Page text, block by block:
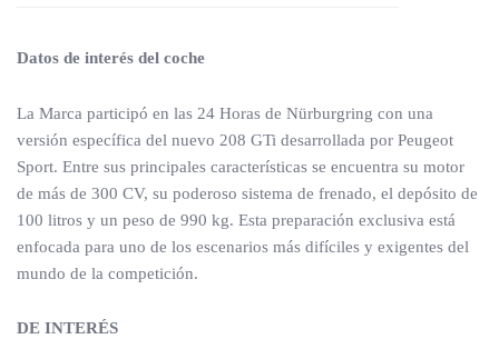
Datos de interés del coche
La Marca participó en las 24 Horas de Nürburgring con una
versión específica del nuevo 208 GTi desarrollada por Peugeot
Sport. Entre sus principales características se encuentra su motor
de más de 300 CV, su poderoso sistema de frenado, el depósito de
100 litros y un peso de 990 kg. Esta preparación exclusiva está
enfocada para uno de los escenarios más difíciles y exigentes del
mundo de la competición.
DE INTERÉS